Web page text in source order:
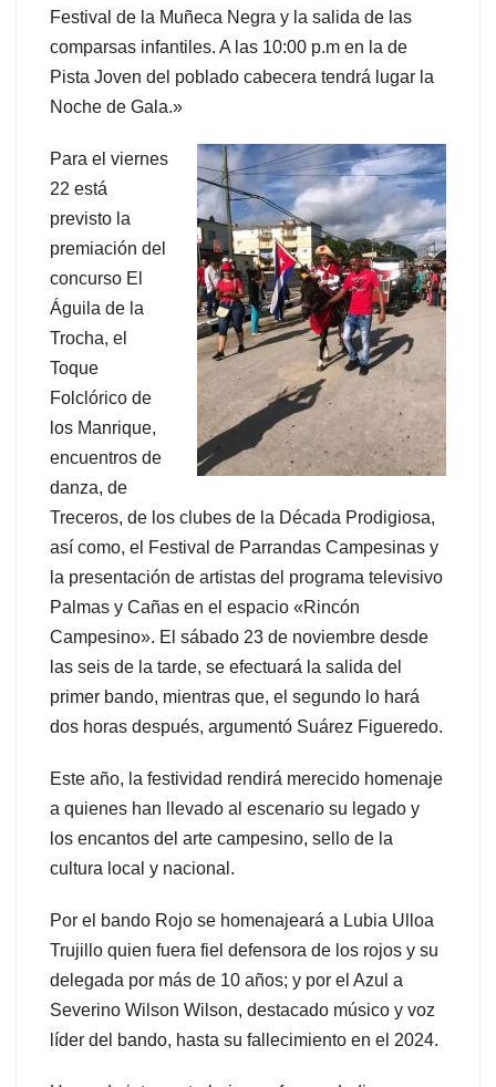
Festival de la Muñeca Negra y la salida de las
comparsas infantiles. A las 10:00 p.m en la de
Pista Joven del poblado cabecera tendrá lugar la
Noche de Gala.»
Para el viernes
22 está
previsto la
premiación del
concurso El
Águila de la
Trocha, el
Toque
Folclórico de
los Manrique,
encuentros de
danza, de
Treceros, de los clubes de la Década Prodigiosa,
así como, el Festival de Parrandas Campesinas y
la presentación de artistas del programa televisivo
Palmas y Cañas en el espacio «Rincón
Campesino». El sábado 23 de noviembre desde
las seis de la tarde, se efectuará la salida del
primer bando, mientras que, el segundo lo hará
dos horas después, argumentó Suárez Figueredo.
Este año, la festividad rendirá merecido homenaje
a quienes han llevado al escenario su legado y
los encantos del arte campesino, sello de la
cultura local y nacional.
Por el bando Rojo se homenajeará a Lubia Ulloa
Trujillo quien fuera fiel defensora de los rojos y su
delegada por más de 10 años; y por el Azul a
Severino Wilson Wilson, destacado músico y voz
líder del bando, hasta su fallecimiento en el 2024.